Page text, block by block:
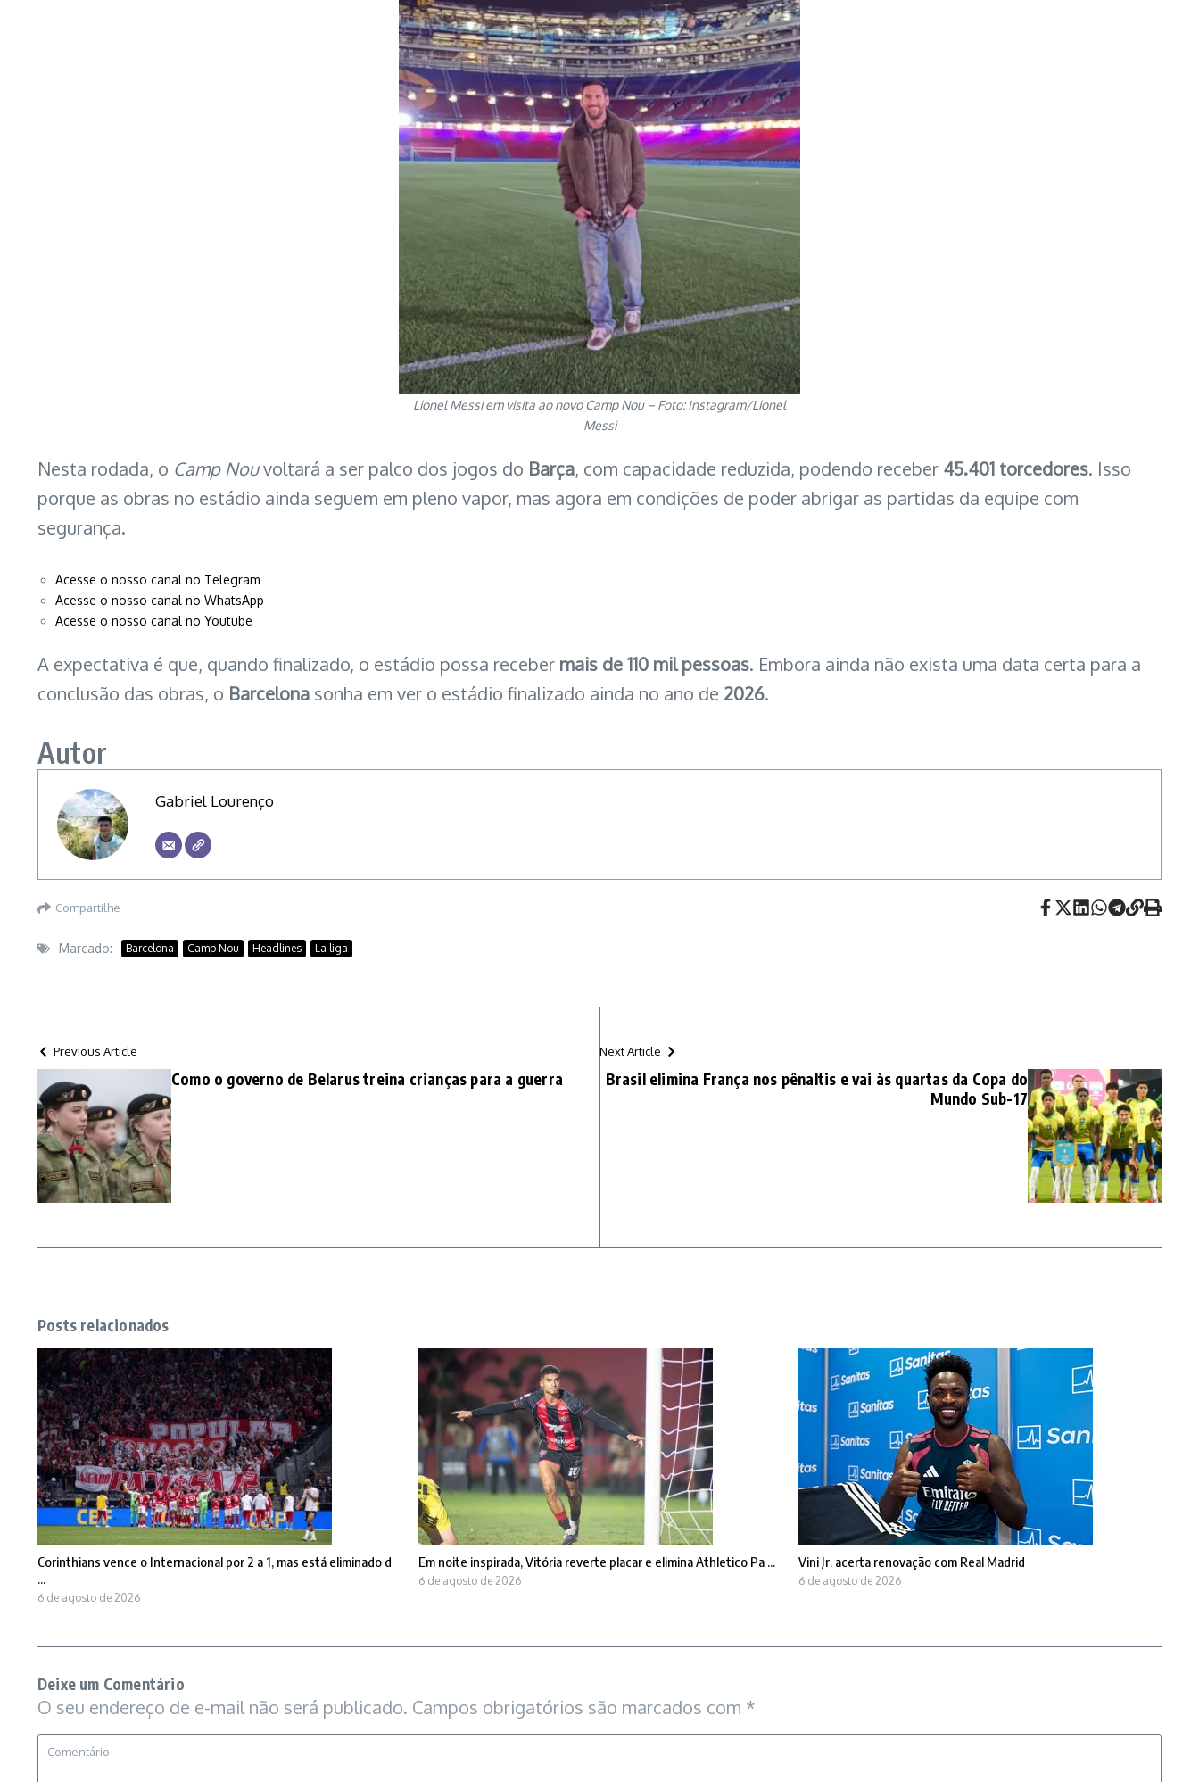
Lionel Messi em visita ao novo Camp Nou – Foto: Instagram/Lionel
Messi
Nesta rodada, o Camp Nouvoltará a ser palco dos jogos do Barça, com capacidade reduzida, podendo receber 45.401 torcedores. Isso
porque as obras no estádio ainda seguem em pleno vapor, mas agora em condições de poder abrigar as partidas da equipe com
segurança.
Acesse o nosso canal no Telegram
Acesse o nosso canal no WhatsApp
Acesse o nosso canal no Youtube
A expectativa é que, quando finalizado, o estádio possa receber mais de 110 mil pessoas. Embora ainda não exista uma data certa para a
conclusão das obras, o Barcelona sonha em ver o estádio finalizado ainda no ano de 2026.
Autor
Gabriel Lourenço
Compartilhe
Marcado: Barcelona Camp Nou Headlines La liga
Previous Article
Como o governo de Belarus treina crianças para a guerra
Next Article
Brasil elimina França nos pênaltis e vai às quartas da Copa do
Mundo Sub-17
Posts relacionados
Corinthians vence o Internacional por 2 a 1, mas está eliminado d
...
6 de agosto de 2026
Em noite inspirada, Vitória reverte placar e elimina Athletico Pa ...
6 de agosto de 2026
Vini Jr. acerta renovação com Real Madrid
6 de agosto de 2026
Deixe um Comentário
O seu endereço de e-mail não será publicado. Campos obrigatórios são marcados com *